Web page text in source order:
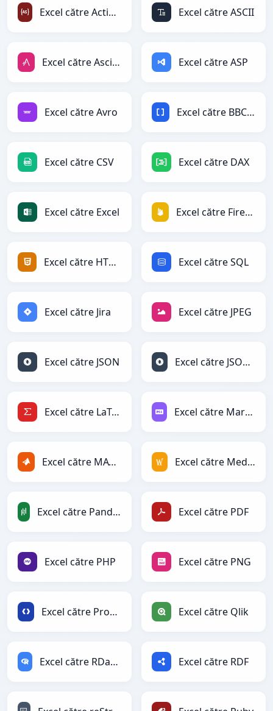
Excel către ActionScript Excel către ASCII
Excel către AsciiDoc Excel către ASP
Excel către Avro Excel către BBCode
Excel către CSV Excel către DAX
Excel către Excel Excel către Firebase
Excel către HTML Excel către SQL
Excel către Jira Excel către JPEG
Excel către JSON Excel către JSONLines
Excel către LaTeX Excel către Markdown
Excel către MATLAB Excel către MediaWiki
Excel către PandasDataFrame Excel către PDF
Excel către PHP Excel către PNG
Excel către Protobuf Excel către Qlik
Excel către RDataFrame Excel către RDF